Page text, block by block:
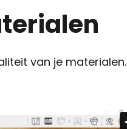
van je materialen.